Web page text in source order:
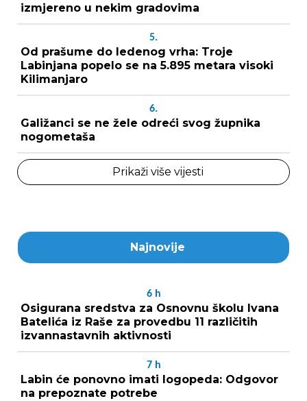
izmjereno u nekim gradovima
5.
Od prašume do ledenog vrha: Troje
Labinjana popelo se na 5.895 metara visoki
Kilimanjaro
6.
Galižanci se ne žele odreći svog župnika
nogometaša
Prikaži više vijesti
Najnovije
6 h
Osigurana sredstva za Osnovnu školu Ivana
Batelića iz Raše za provedbu 11 različitih
izvannastavnih aktivnosti
7 h
Labin će ponovno imati logopeda: Odgovor
na prepoznate potrebe